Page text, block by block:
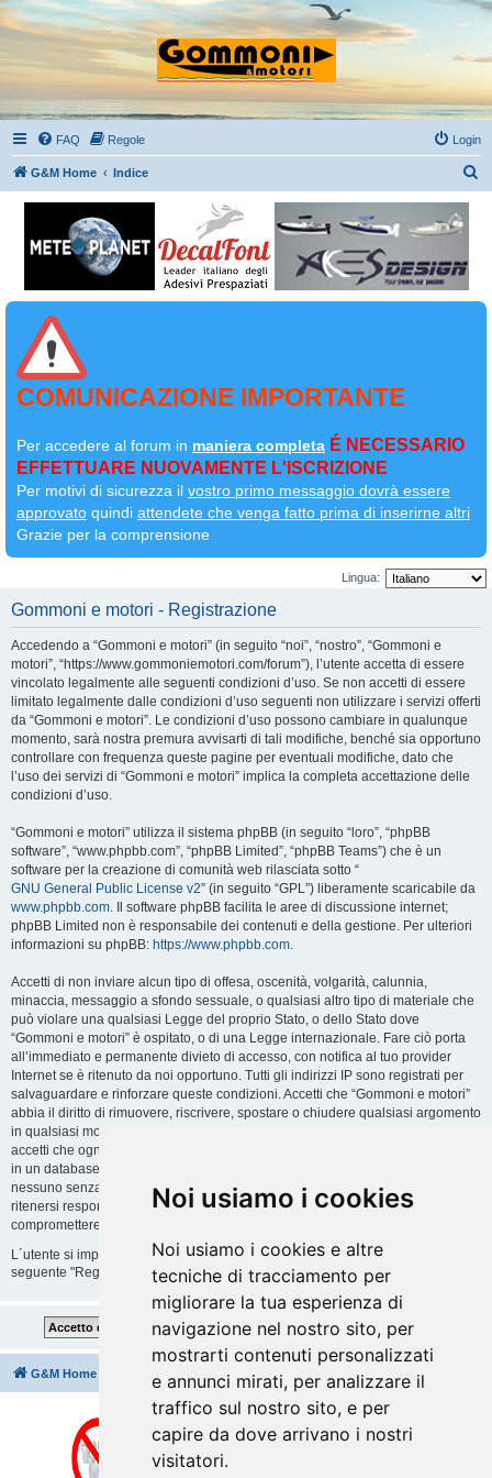
Noi usiamo i cookies
Noi usiamo i cookies e altre
tecniche di tracciamento per
migliorare la tua esperienza di
navigazione nel nostro sito, per
mostrarti contenuti personalizzati
e annunci mirati, per analizzare il
traffico sul nostro sito, e per
capire da dove arrivano i nostri
visitatori.
FAQ Regole Login
G&M Home Indice
COMUNICAZIONE IMPORTANTE
Per accedere al forum in maniera completa É NECESSARIO
EFFETTUARE NUOVAMENTE L'ISCRIZIONE
Per motivi di sicurezza il vostro primo messaggio dovrà essere
approvato quindi attendete che venga fatto prima di inserirne altri
Grazie per la comprensione
Lingua:
Gommoni e motori - Registrazione
Accedendo a “Gommoni e motori” (in seguito “noi”, “nostro”, “Gommoni e
motori”, “https://www.gommoniemotori.com/forum”), l’utente accetta di essere
vincolato legalmente alle seguenti condizioni d’uso. Se non accetti di essere
limitato legalmente dalle condizioni d’uso seguenti non utilizzare i servizi offerti
da “Gommoni e motori”. Le condizioni d’uso possono cambiare in qualunque
momento, sarà nostra premura avvisarti di tali modifiche, benché sia opportuno
controllare con frequenza queste pagine per eventuali modifiche, dato che
l’uso dei servizi di “Gommoni e motori” implica la completa accettazione delle
condizioni d’uso.
“Gommoni e motori” utilizza il sistema phpBB (in seguito “loro”, “phpBB
software”, “www.phpbb.com”, “phpBB Limited”, “phpBB Teams”) che è un
software per la creazione di comunità web rilasciata sotto “
GNU General Public License v2” (in seguito “GPL”) liberamente scaricabile da
www.phpbb.com. Il software phpBB facilita le aree di discussione internet;
phpBB Limited non è responsabile dei contenuti e della gestione. Per ulteriori
informazioni su phpBB: https://www.phpbb.com.
Accetti di non inviare alcun tipo di offesa, oscenità, volgarità, calunnia,
minaccia, messaggio a sfondo sessuale, o qualsiasi altro tipo di materiale che
può violare una qualsiasi Legge del proprio Stato, o dello Stato dove
“Gommoni e motori” è ospitato, o di una Legge internazionale. Fare ciò porta
all’immediato e permanente divieto di accesso, con notifica al tuo provider
Internet se è ritenuto da noi opportuno. Tutti gli indirizzi IP sono registrati per
salvaguardare e rinforzare queste condizioni. Accetti che “Gommoni e motori”
abbia il diritto di rimuovere, riscrivere, spostare o chiudere qualsiasi argomento
in qualsiasi momento lo ritenga necessario. Come fruitore di questo servizio,
accetti che ogni informazione (dato personale) tu abbia inviato sia conservata
in un database. Al contempo queste informazioni non saranno divulgate a
nessuno senza il tuo consenso, né “Gommoni e motori” o phpBB sono da
ritenersi responsabili per qualsiasi violazione al sistema che possa
compromettere queste informazioni.
L´utente si impegna a rispettare le regole del forum indicate nella sezione
seguente "Regole":
Guarda le regole del Forum
G&M Home Tutti gli orari sonoUTC+02:00
Cancella cookie